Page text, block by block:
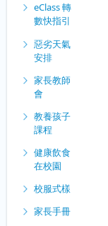
eClass 轉
數快指引
惡劣天氣
安排
家長教師
會
教養孩子
課程
健康飲食
在校園
校服式樣
家長手冊